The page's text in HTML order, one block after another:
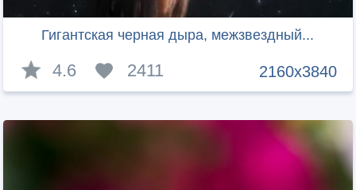
Гигантская черная дыра, межзвездный...
2160x3840
4.6 2411